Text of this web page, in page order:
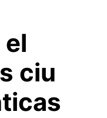
ciu